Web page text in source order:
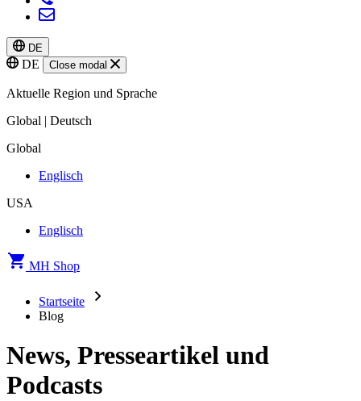
DE
DE Close modal
Aktuelle Region und Sprache
Global | Deutsch
Global
Englisch
USA
Englisch
MH Shop
Startseite
Blog
News, Presseartikel und
Podcasts